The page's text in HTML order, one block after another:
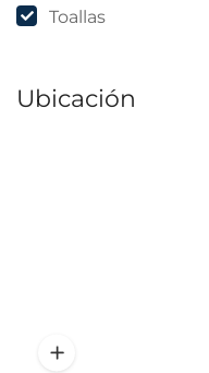
Toallas
Ubicación